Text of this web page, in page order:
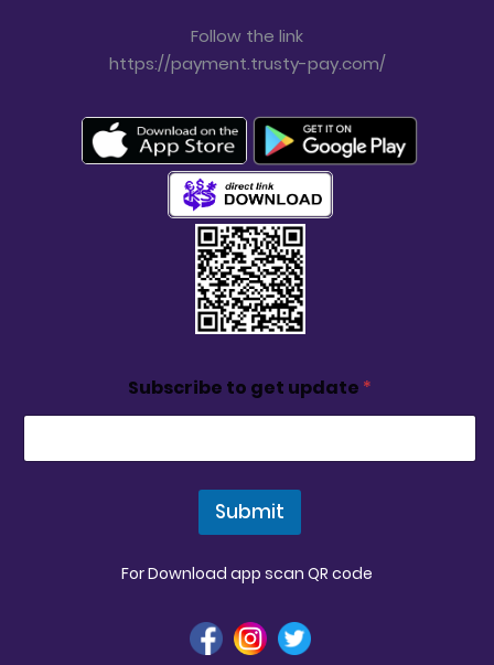
Follow the link
https://payment.trusty-pay.com/
Subscribe to get update *
Submit
For Download app scan QR code